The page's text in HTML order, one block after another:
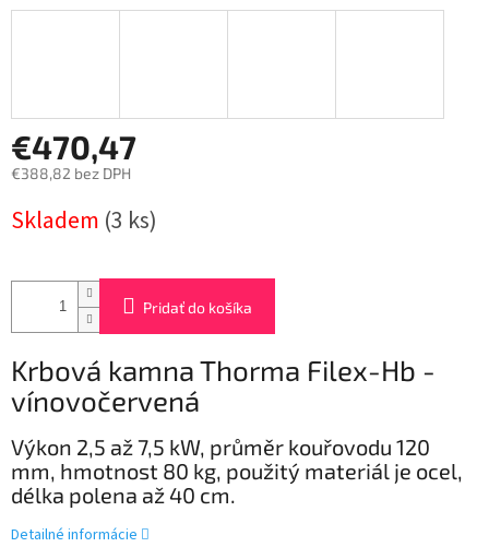
€470,47
€388,82 bez DPH
cena:
Skladem (3 ks)
Pridať do košíka
Krbová kamna Thorma Filex-Hb -
vínovočervená
Výkon 2,5 až 7,5 kW, průměr kouřovodu 120
mm, hmotnost 80 kg, použitý materiál je ocel,
délka polena až 40 cm.
Detailné informácie